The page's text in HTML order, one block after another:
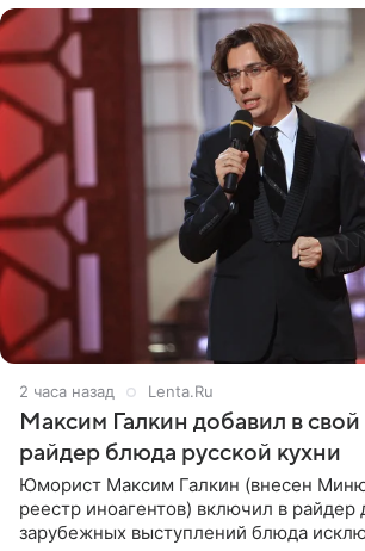
2 часа назад Lenta.Ru
Максим Галкин добавил в
райдер блюда русской кухни
Юморист Максим Галкин (внесен
реестр иноагентов) включил в райдер
зарубежных выступлений блюда